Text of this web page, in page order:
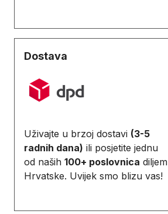
Dostava
Uživajte u brzoj dostavi (3-5
radnih dana) ili posjetite jednu
od naših 100+ poslovnica diljem
Hrvatske. Uvijek smo blizu vas!